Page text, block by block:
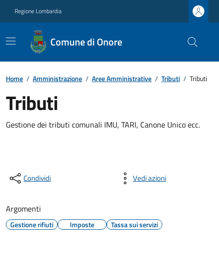
Regione Lombardia
Comune di Onore
Home / Amministrazione / Aree Amministrative / Tributi / Tributi
Tributi
Gestione dei tributi comunali IMU, TARI, Canone Unico ecc.
Condividi Vedi azioni
Argomenti
Gestione rifiuti Imposte Tassa sui servizi